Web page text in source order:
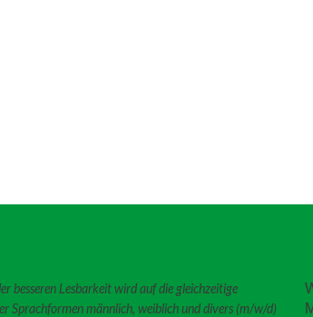
besseren Lesbarkeit wird auf die gleichzeitige
Sprachformen männlich, weiblich und divers (m/w/d)